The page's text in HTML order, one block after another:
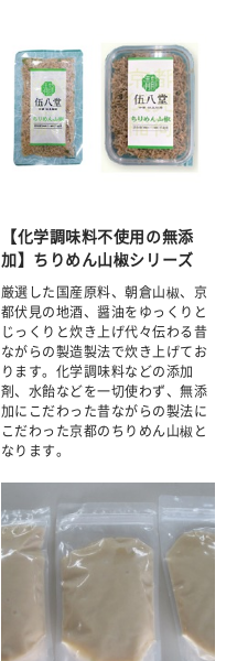
【化学調味料不使用の無添
加】ちりめん山椒シリーズ
厳選した国産原料、朝倉山椒、京
都伏見の地酒、醤油をゆっくりと
じっくりと炊き上げ代々伝わる昔
ながらの製造製法で炊き上げてお
ります。化学調味料などの添加
剤、水飴などを一切使わず、無添
加にこだわった昔ながらの製法に
こだわった京都のちりめん山椒と
なります。